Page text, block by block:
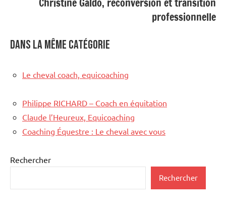
professionnelle
Dans la même catégorie
Le cheval coach, equicoaching
Philippe RICHARD – Coach en équitation
Claude l’Heureux, Equicoaching
Coaching Équestre : Le cheval avec vous
Rechercher
Rechercher